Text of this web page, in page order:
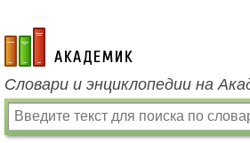
academic.ru
Словари и энциклопедии на